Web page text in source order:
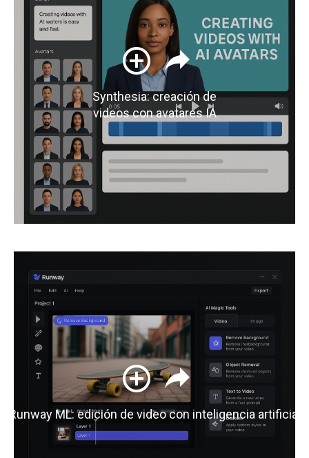
Synthesia: creación de
videos con avatares IA
Runway ML: edición de video con inteligencia artificial